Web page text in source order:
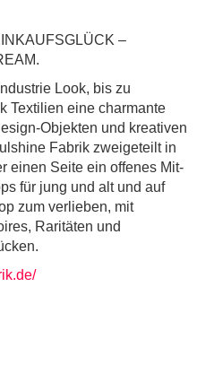
–
Look, bis zu
Textilien eine charmante
Objekten und kreativen
Fabrik zweigeteilt in
einen Seite ein offenes Mit-
für jung und alt und auf
zum verlieben, mit
Raritäten und